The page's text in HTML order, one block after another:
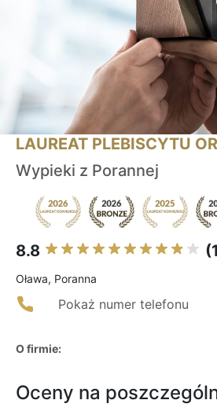
LAUREAT PLEBISCYTU
Wypieki z Porannej
8.8
Oława, Poranna
Pokaż numer telefonu
O firmie:
Oceny na